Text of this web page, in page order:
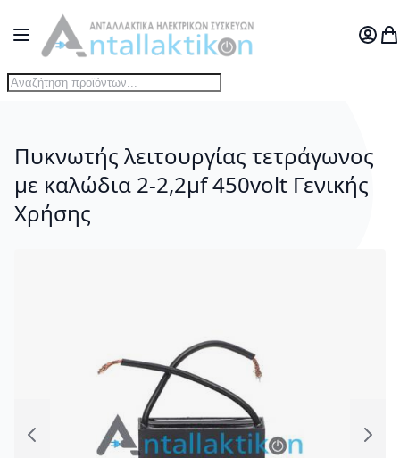
Μετάβαση στο περιεχόμενο
Toggle Nav
Ο
Πυκνωτής λειτουργίας τετράγωνος
με καλώδια 2-2,2μf 450volt Γενικής
Χρήσης